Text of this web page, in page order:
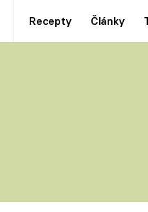
Recepty Články